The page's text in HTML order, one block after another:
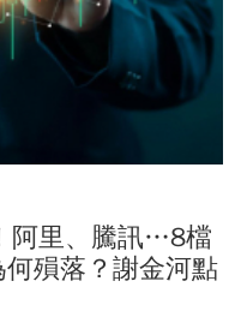
阿里、騰訊…8檔
殞落？謝金河點